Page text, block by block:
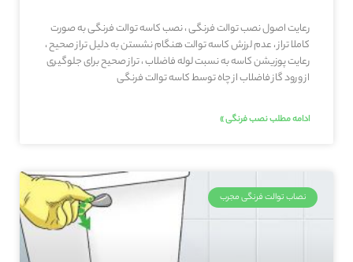
رعایت اصول نصب توالت فرنگی ، نصب کاسه توالت فرنگی به صورت
کاملا تراز ، عدم لرزش کاسه توالت هنگام نشستن به دلیل تراز صحیح ،
رعایت پوزیشن کاسه به نسبت لوله فاضلاب ، تراز صحیح برای جلوگیری
از ورود گاز فاضلاب از چاه توسط کاسه توالت فرنگی
ادامه مطلب نصب فرنگی »
نصاب توالت فرنگی مجرب